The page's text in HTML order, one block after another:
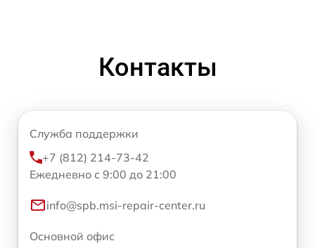
Контакты
Служба поддержки
+7 (812) 214-73-42
Ежедневно с 9:00 до 21:00
info@spb.msi-repair-center.ru
Основной офис